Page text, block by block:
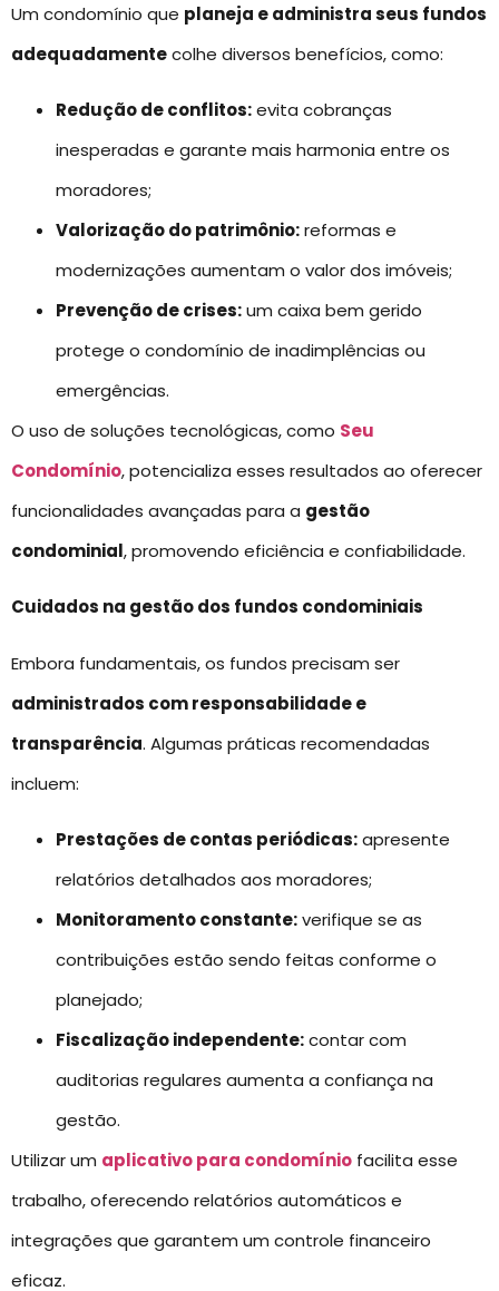
Um condomínio que planeja e administra seus fundos
adequadamentecolhe diversos benefícios, como:
Redução de conflitos:evita cobranças
inesperadas e garante mais harmonia entre os
moradores;
Valorização do patrimônio:reformas e
modernizações aumentam o valor dos imóveis;
Prevenção de crises:um caixa bem gerido
protege o condomínio de inadimplências ou
emergências.
O uso de soluções tecnológicas, como Seu
Condomínio, potencializa esses resultados ao oferecer
funcionalidades avançadas para a gestão
condominial, promovendo eficiência e confiabilidade.
Cuidados na gestão dos fundos condominiais
Embora fundamentais, os fundos precisam ser
administrados com responsabilidade e
transparência. Algumas práticas recomendadas
incluem:
Prestações de contas periódicas:apresente
relatórios detalhados aos moradores;
Monitoramento constante:verifique se as
contribuições estão sendo feitas conforme o
planejado;
Fiscalização independente:contar com
auditorias regulares aumenta a confiança na
gestão.
Utilizar um aplicativo para condomínio facilita esse
trabalho, oferecendo relatórios automáticos e
integrações que garantem um controle financeiro
eficaz.